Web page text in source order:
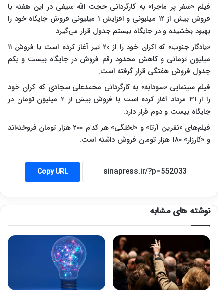
فیلم «سفر پر ماجرا» به کارگردانی حجت الله سیفی در این هفته با
فروش بیش از ۱۲ میلیونی و افزایش ۱ میلیونی فروش جایگاه خود را
بهبود بخشیده و در جایگاه بیستم جدول قرار می‌گیرد.
«یادگار جنوب» که اکران خود را از ۲۰ تیر آغاز کرده است با فروش ۱۱
میلیون تومانی و کاهش محدود رقم فروش در جایگاه بیست و یکم
جدول فروش هفتگی قرار گرفته است.
فیلم سینمایی «سودابه» به کارگردانی محمدعلی سجادی که اکران خود
را از ۳۱ مرداد آغاز کرده است با فروش بیش از ۲ میلیون تومان در
جایگاه بیست و دوم قرار دارد.
فیلم‌های «نفرین آرتا» و «لختگی» هر کدام ۲۰۰ هزار تومان فروخته‌اند
و «کارزار» ۱۸۰ هزار تومان فروش داشته است.
Copy URL
نوشته های مشابه